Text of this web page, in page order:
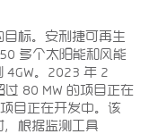
标。安利捷可再生
多个太阳能和风能
4GW。2023 年 2
过 80 MW 的项目正在
目正在开发中。该
根据监测工具